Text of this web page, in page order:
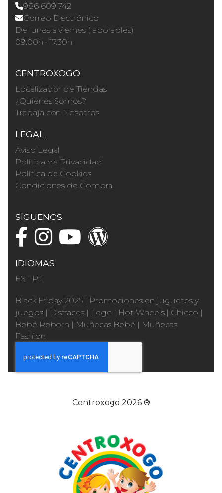
986 609 742
Correo Electrónico
De lunes a viernes (laborables)
09.00h · 17.30h
CENTROXOGO
Localizador de Tiendas
¿Quienes Somos?
Trabaja con Nosotros
LEGAL
Aviso Legal
Política de Privacidad
Política de Cookies
Condiciones de Compra
SÍGUENOS
IDIOMAS
ES | PT
Black Friday 2025 | Promociones en juguetes y
juegos | Disfraces | Lego | Hot Wheels | Chicco |
Bebé Reborn | Muñecas Bebé | Muñecas
Fashion
Centroxogo 2026 ®